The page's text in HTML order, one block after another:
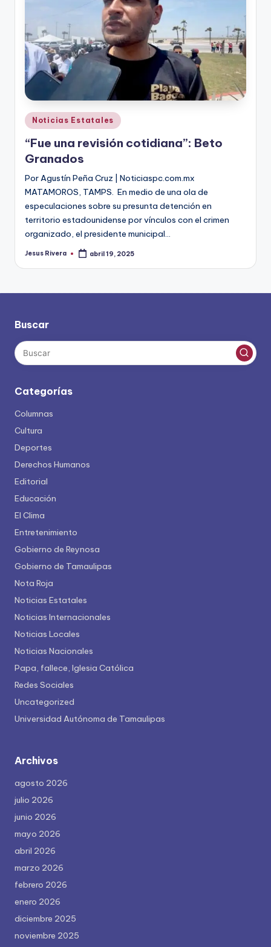
Publicado
en
Noticias Estatales
“Fue una revisión cotidiana”: Beto
Granados
Por Agustín Peña Cruz | Noticiaspc.com.mx
MATAMOROS, TAMPS. En medio de una ola de
especulaciones sobre su presunta detención en
territorio estadounidense por vínculos con el crimen
organizado, el presidente municipal…
Publicado
Jesus Rivera abril 19, 2025
Buscar
Categorías
Columnas
Cultura
Deportes
Derechos Humanos
Editorial
Educación
El Clima
Entretenimiento
Gobierno de Reynosa
Gobierno de Tamaulipas
Nota Roja
Noticias Estatales
Noticias Internacionales
Noticias Locales
Noticias Nacionales
Papa, fallece, Iglesia Católica
Redes Sociales
Uncategorized
Universidad Autónoma de Tamaulipas
Archivos
agosto 2026
julio 2026
junio 2026
mayo 2026
abril 2026
marzo 2026
febrero 2026
enero 2026
diciembre 2025
noviembre 2025